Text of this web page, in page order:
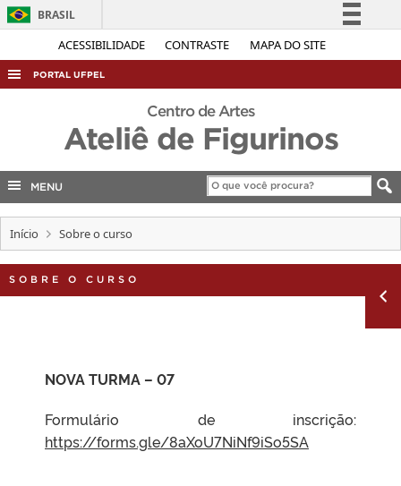
ACESSIBILIDADE CONTRASTE MAPA DO SITE
BRASIL
Simplifique!
Acesso à informação
Legislação
Canais
PORTAL UFPEL
ACESSO À INFORMAÇÃO
AUDITORIA
Centro de Artes
Ateliê de Figurinos
MENU
Início Sobre o curso
SOBRE O CURSO
NOVA TURMA – 07
Formulário de inscrição:
https://forms.gle/8aXoU7NiNf9iSo5SA